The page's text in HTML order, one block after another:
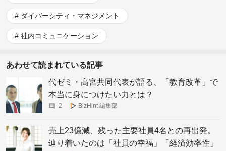
ダイバーシティ・マネジメント
社内コミュニケーション
あわせて読まれている記事
代ゼミ・高宮共同代表が語る、「教育改革」で
本当に身につけたい力とは？
2 BizHint 編集部
売上23億減、残った主要社員4名との再出発。
辿り着いたのは「社員の幸福」「経済効率性」